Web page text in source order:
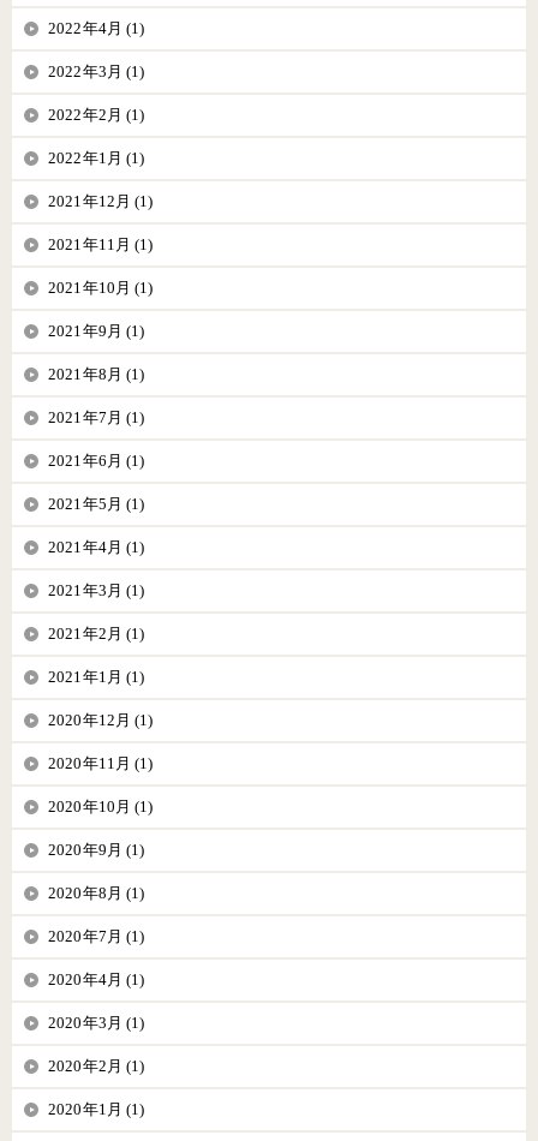
2022年4月 (1)
2022年3月 (1)
2022年2月 (1)
2022年1月 (1)
2021年12月 (1)
2021年11月 (1)
2021年10月 (1)
2021年9月 (1)
2021年8月 (1)
2021年7月 (1)
2021年6月 (1)
2021年5月 (1)
2021年4月 (1)
2021年3月 (1)
2021年2月 (1)
2021年1月 (1)
2020年12月 (1)
2020年11月 (1)
2020年10月 (1)
2020年9月 (1)
2020年8月 (1)
2020年7月 (1)
2020年4月 (1)
2020年3月 (1)
2020年2月 (1)
2020年1月 (1)